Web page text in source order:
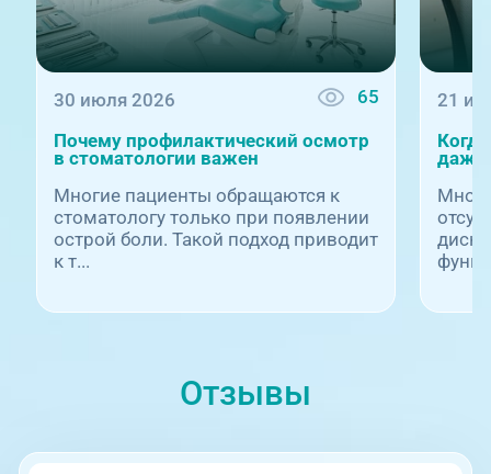
Травмпункт, ул.Труда, 187Д
08:00-21:00
помощь)
30 июля 2026 65
Почему профилактический осмотр
в стоматологии важен
Многие пациенты обращаются к
стоматологу только при появлении
острой боли. Такой подход приводит
к т...
21
даже
Отзывы